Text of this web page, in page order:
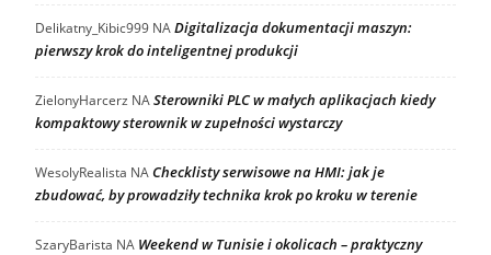
Delikatny_Kibic999 NADigitalizacja dokumentacji maszyn:
pierwszy krok do inteligentnej produkcji
ZielonyHarcerz NASterowniki PLC w małych aplikacjach kiedy
kompaktowy sterownik w zupełności wystarczy
WesolyRealista NAChecklisty serwisowe na HMI: jak je
zbudować, by prowadziły technika krok po kroku w terenie
SzaryBarista NA Weekend w Tunisie i okolicach – praktyczny